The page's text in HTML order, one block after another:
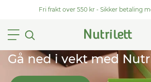
Fri frakt over 550 kr - Sikker betaling
Gå ned i vekt med